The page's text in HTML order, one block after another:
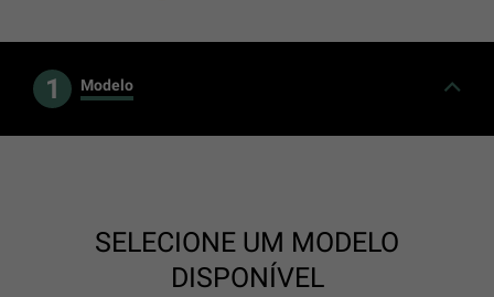
1 Modelo
SELECIONE UM MODELO
DISPONÍVEL